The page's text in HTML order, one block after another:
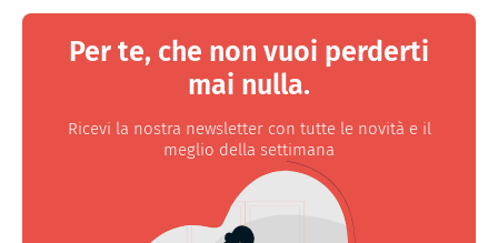
Per te, che non vuoi perderti
mai nulla.
Ricevi la nostra newsletter con tutte le novità e il
meglio della settimana